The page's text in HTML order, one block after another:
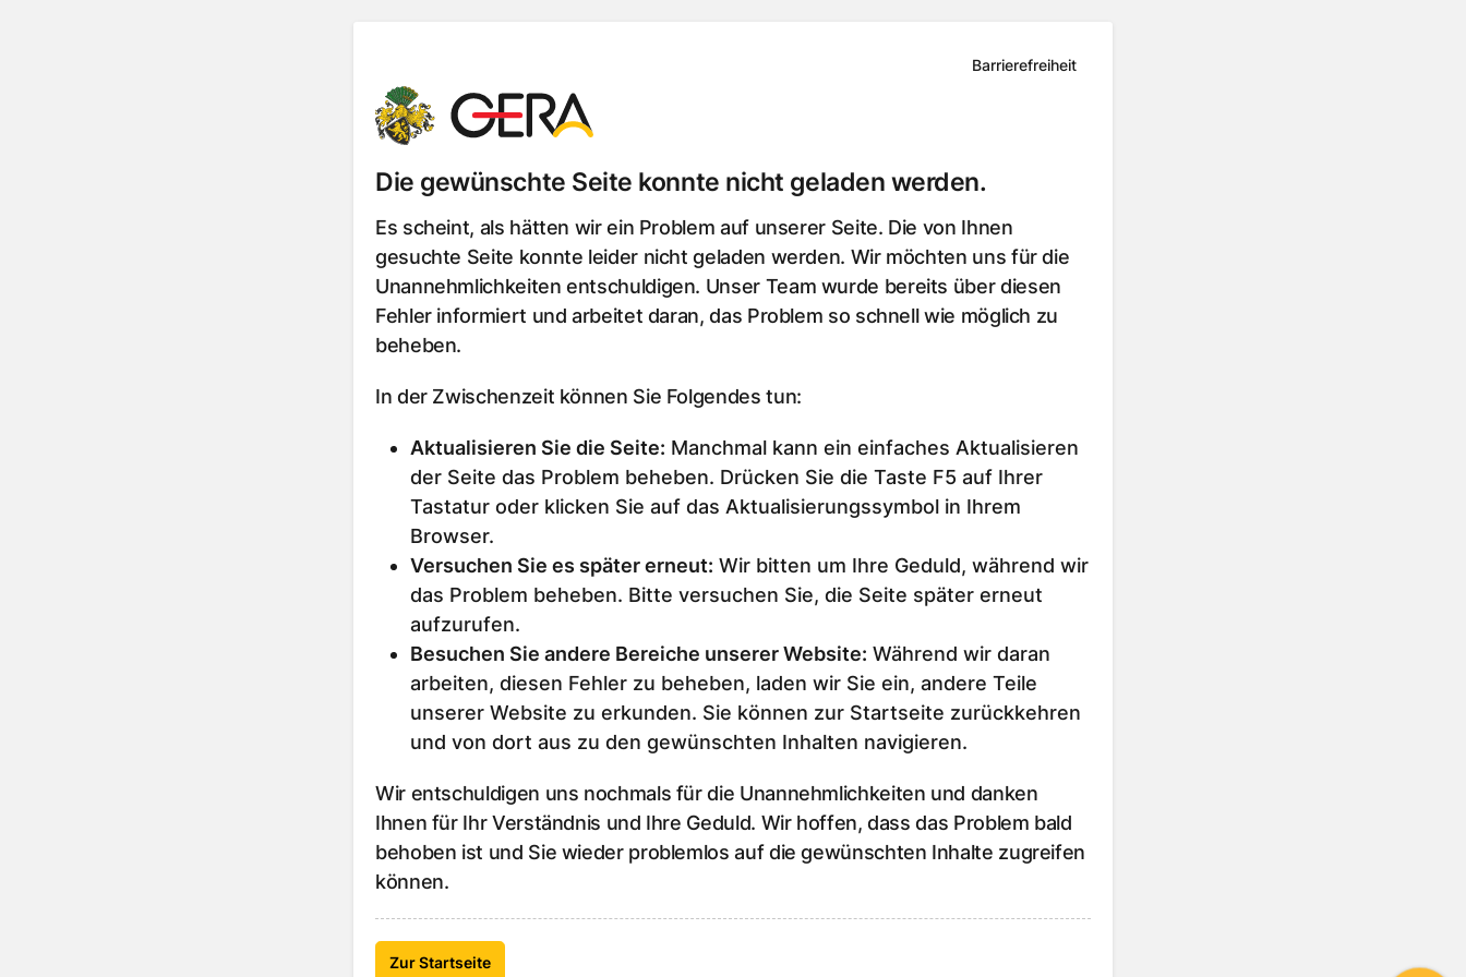
Barrierefreiheit
Die gewünschte Seite konnte nicht geladen werden.
Es scheint, als hätten wir ein Problem auf unserer Seite. Die von Ihnen
gesuchte Seite konnte leider nicht geladen werden. Wir möchten uns für die
Unannehmlichkeiten entschuldigen. Unser Team wurde bereits über diesen
Fehler informiert und arbeitet daran, das Problem so schnell wie möglich zu
beheben.
In der Zwischenzeit können Sie Folgendes tun:
Aktualisieren Sie die Seite: Manchmal kann ein einfaches Aktualisieren
der Seite das Problem beheben. Drücken Sie die Taste F5 auf Ihrer
Tastatur oder klicken Sie auf das Aktualisierungssymbol in Ihrem
Browser.
Versuchen Sie es später erneut: Wir bitten um Ihre Geduld, während wir
das Problem beheben. Bitte versuchen Sie, die Seite später erneut
aufzurufen.
Besuchen Sie andere Bereiche unserer Website: Während wir daran
arbeiten, diesen Fehler zu beheben, laden wir Sie ein, andere Teile
unserer Website zu erkunden. Sie können zur Startseite zurückkehren
und von dort aus zu den gewünschten Inhalten navigieren.
Wir entschuldigen uns nochmals für die Unannehmlichkeiten und danken
Ihnen für Ihr Verständnis und Ihre Geduld. Wir hoffen, dass das Problem bald
behoben ist und Sie wieder problemlos auf die gewünschten Inhalte zugreifen
können.
Zur Startseite